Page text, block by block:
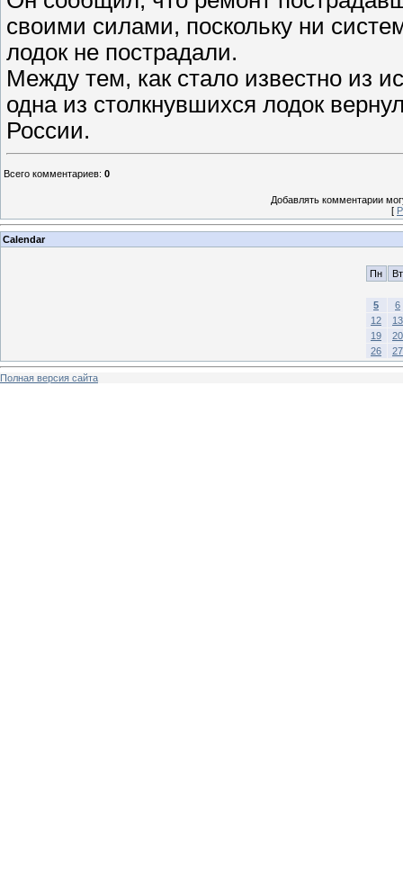
своими силами, поскольку ни
лодок не пострадали.
Между тем, как стало известно из
одна из столкнувшихся лодок
России.
Всего комментариев: 0
Добавлять комментарии
[
Calendar
Пн Вт
5
6
12
13
19
20
26
27
Полная версия сайта